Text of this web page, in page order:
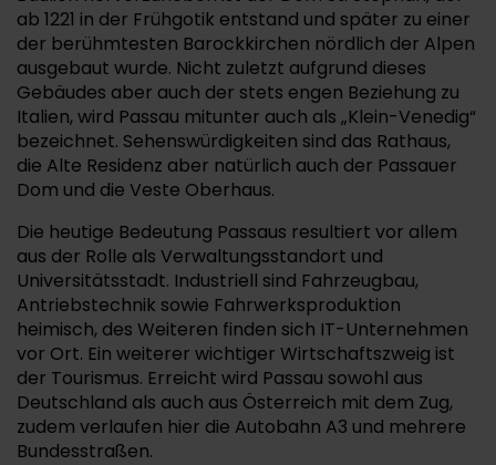
ab 1221 in der Frühgotik entstand und später zu einer
der berühmtesten Barockkirchen nördlich der Alpen
ausgebaut wurde. Nicht zuletzt aufgrund dieses
Gebäudes aber auch der stets engen Beziehung zu
Italien, wird Passau mitunter auch als „Klein-Venedig“
bezeichnet. Sehenswürdigkeiten sind das Rathaus,
die Alte Residenz aber natürlich auch der Passauer
Dom und die Veste Oberhaus.
Die heutige Bedeutung Passaus resultiert vor allem
aus der Rolle als Verwaltungsstandort und
Universitätsstadt. Industriell sind Fahrzeugbau,
Antriebstechnik sowie Fahrwerksproduktion
heimisch, des Weiteren finden sich IT-Unternehmen
vor Ort. Ein weiterer wichtiger Wirtschaftszweig ist
der Tourismus. Erreicht wird Passau sowohl aus
Deutschland als auch aus Österreich mit dem Zug,
zudem verlaufen hier die Autobahn A3 und mehrere
Bundesstraßen.